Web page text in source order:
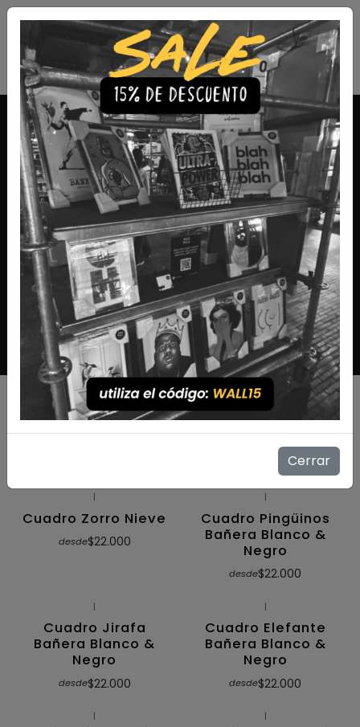
Envío Gratis a todo Chile comprando 3 o más productos
Animales
Sumérgete en la belleza del reino animal con nuestra
encantadora colección de cuadros de animales. Estas
obras de arte capturan la majestuosidad, la gracia y el
carácter de diversas criaturas, desde la fauna salvaje hasta
los adorables compañeros domésticos. Cada pieza está
diseñada para añadir un toque de naturaleza y vida a tus
espacios, convirtiéndolos en lugares acogedores y llenos
de personalidad.
Filtros
Cuadro Zorro
Cuadro Zorro
$22.000
|
Cuadro Zorro Nieve
desde$22.000
|
Cuadro Pingüinos
Bañera Blanco &
Negro
desde$22.000
|
Cuadro Jirafa
Bañera Blanco &
Negro
desde$22.000
|
Cuadro Elefante
Bañera Blanco &
Negro
desde$22.000
| |
Cerrar